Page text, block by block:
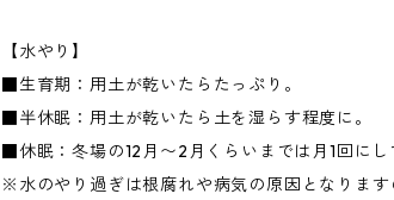
【水やり】
■生育期：用土が乾いたらたっぷり。
■半休眠：用土が乾いたら土を湿らす程度に。
■休眠：冬場の12月〜2月くらいまでは月1回にし
※水のやり過ぎは根腐れや病気の原因となります